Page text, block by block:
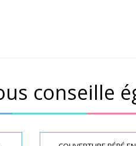
conseille